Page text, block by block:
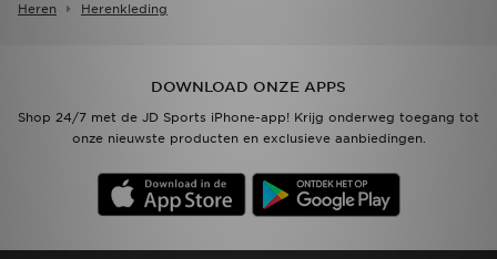
Heren Herenkleding
DOWNLOAD ONZE APPS
Shop 24/7 met de JD Sports iPhone-app! Krijg onderweg toegang tot
onze nieuwste producten en exclusieve aanbiedingen.